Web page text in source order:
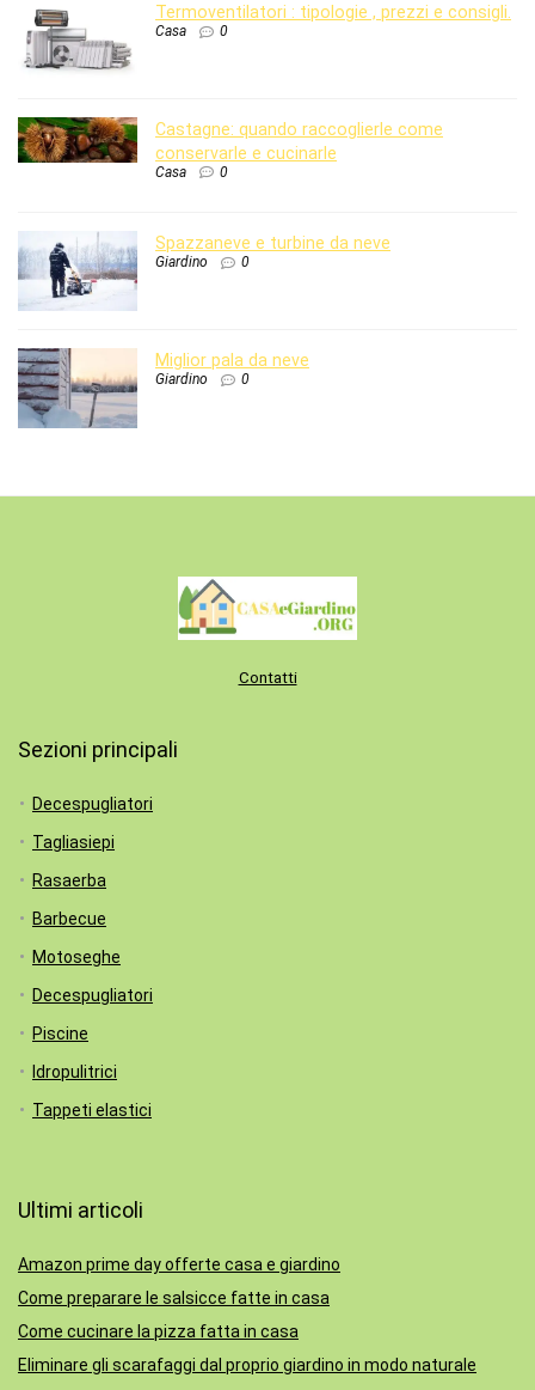
Termoventilatori : tipologie , prezzi e consigli.
Casa 0
Castagne: quando raccoglierle come
conservarle e cucinarle
Casa 0
Spazzaneve e turbine da neve
Giardino 0
Miglior pala da neve
Giardino 0
Contatti
Sezioni principali
Decespugliatori
Tagliasiepi
Rasaerba
Barbecue
Motoseghe
Decespugliatori
Piscine
Idropulitrici
Tappeti elastici
Ultimi articoli
Amazon prime day offerte casa e giardino
Come preparare le salsicce fatte in casa
Come cucinare la pizza fatta in casa
Eliminare gli scarafaggi dal proprio giardino in modo naturale